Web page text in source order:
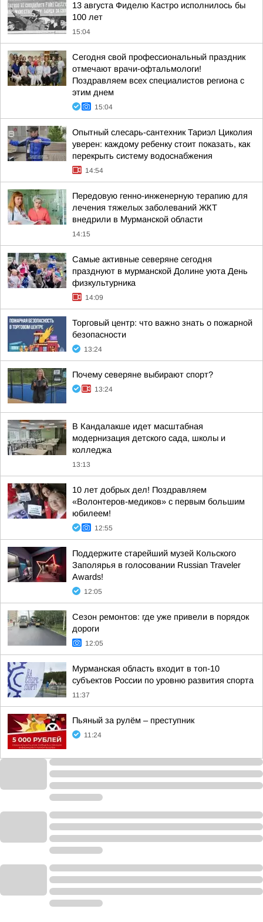
13 августа Фиделю Кастро исполнилось бы
100 лет
15:04
Сегодня свой профессиональный праздник
отмечают врачи-офтальмологи!
Поздравляем всех специалистов региона с
этим днем
15:04
Опытный слесарь-сантехник Тариэл Циколия
уверен: каждому ребенку стоит показать, как
перекрыть систему водоснабжения
14:54
Передовую генно-инженерную терапию для
лечения тяжелых заболеваний ЖКТ
внедрили в Мурманской области
14:15
Самые активные северяне сегодня
празднуют в мурманской Долине уюта День
физкультурника
14:09
Торговый центр: что важно знать о пожарной
безопасности
13:24
Почему северяне выбирают спорт?
13:24
В Кандалакше идет масштабная
модернизация детского сада, школы и
колледжа
13:13
10 лет добрых дел! Поздравляем
«Волонтеров-медиков» с первым большим
юбилеем!
12:55
Поддержите старейший музей Кольского
Заполярья в голосовании Russian Traveler
Awards!
12:05
Сезон ремонтов: где уже привели в порядок
дороги
12:05
Мурманская область входит в топ-10
субъектов России по уровню развития спорта
11:37
Пьяный за рулём – преступник
11:24